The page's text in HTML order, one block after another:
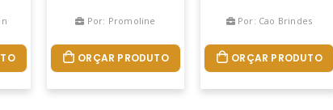
Por: Promoline
ORÇAR PRODUTO
Por: Cao Brindes
ORÇAR PRODUTO